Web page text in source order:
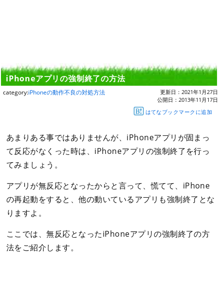
iPhoneアプリの強制終了の方法
category:iPhoneの動作不良の対処方法 更新日： 2021年1月27日
公開日： 2013年11月17日
はてなブックマークに追加
あまりある事ではありませんが、iPhoneアプリが固まっ
て反応がなくった時は、iPhoneアプリの強制終了を行っ
てみましょう。
アプリが無反応となったからと言って、慌てて、iPhone
の再起動をすると、他の動いているアプリも強制終了とな
りますよ。
ここでは、無反応となったiPhoneアプリの強制終了の方
法をご紹介します。